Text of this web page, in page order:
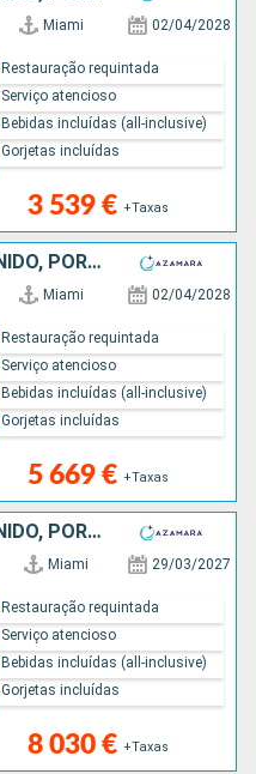
Miami 02/04/2028
3 539 € +Taxas
Restauração requintada
Serviço atencioso
Bebidas incluídas (all-inclusive)
Gorjetas incluídas
ESTADOS UNIDOS, REINO UNIDO, PORTUGAL, GIBRALTAR, ESPANHA, MÔNACO, FRANÇA, ITÁLIA
Miami 02/04/2028
5 669 € +Taxas
Restauração requintada
Serviço atencioso
Bebidas incluídas (all-inclusive)
Gorjetas incluídas
ESTADOS UNIDOS, REINO UNIDO, PORTUGAL, ESPANHA, MARROCOS, GIBRALTAR, MAIORCA, FRANÇA, MÔNACO, ITÁLIA, MONTENEGRO, CROÁCIA
Miami 29/03/2027
8 030 € +Taxas
Restauração requintada
Serviço atencioso
Bebidas incluídas (all-inclusive)
Gorjetas incluídas